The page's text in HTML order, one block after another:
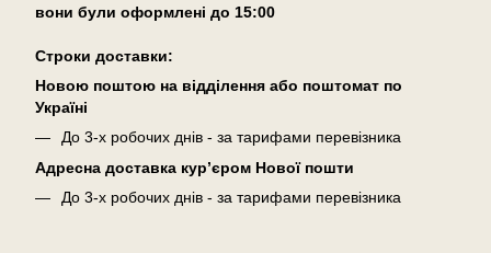
вони були оформлені до 15:00
Cтроки доставки:
Новою поштою на відділення або поштомат по
Україні
До 3-х робочих днів - за тарифами перевізника
Адресна доставка кур’єром Нової пошти
До 3-х робочих днів - за тарифами перевізника